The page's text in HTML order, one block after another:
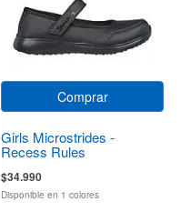
Comprar
Girls Microstrides -
Recess Rules
$34.990
Disponible en 1 colores